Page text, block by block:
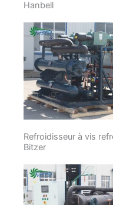
Hanbell
Refroidisseur à vis
Bitzer